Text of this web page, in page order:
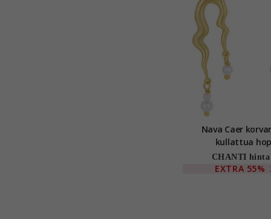
Nava Caer
kullattua
CHANTI hinta
EXTRA 55%